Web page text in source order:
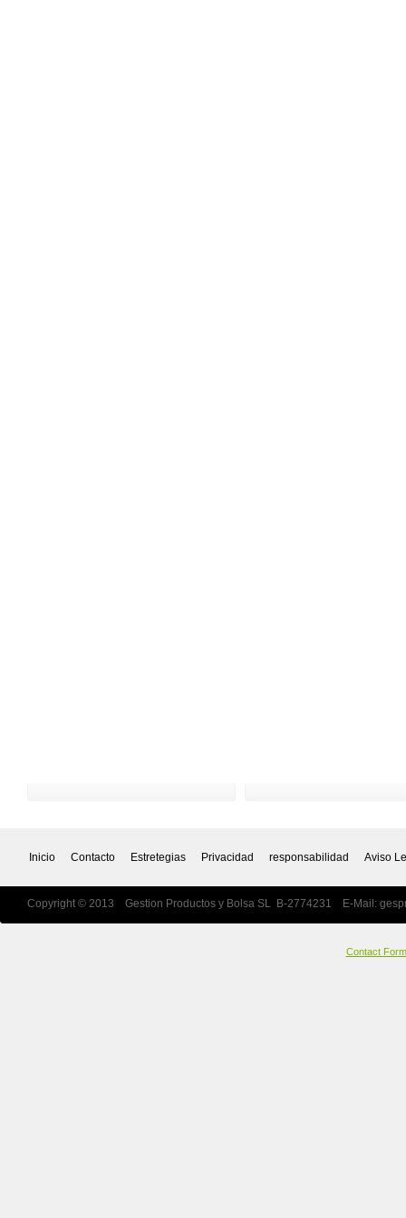
Inicio Contacto Estretegias Privacidad responsabilidad Aviso
Copyright © 2013 Gestion Productos y Bolsa SL B-2774231 E-Mail:
Contact Form